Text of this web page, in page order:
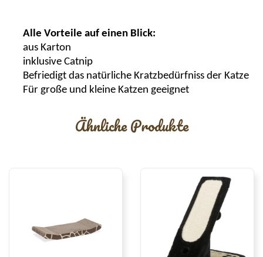
Alle Vorteile auf einen Blick:
aus Karton
inklusive Catnip
Befriedigt das natürliche Kratzbedürfniss der Katze
Für große und kleine Katzen geeignet
Ähnliche Produkte